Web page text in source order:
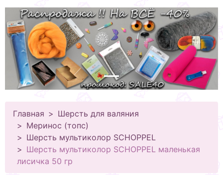
Главная
Шерсть для валяния
Меринос (топс)
Шерсть мультиколор SCHOPPEL
Шерсть мультиколор SCHOPPEL маленькая
лисичка 50 гр